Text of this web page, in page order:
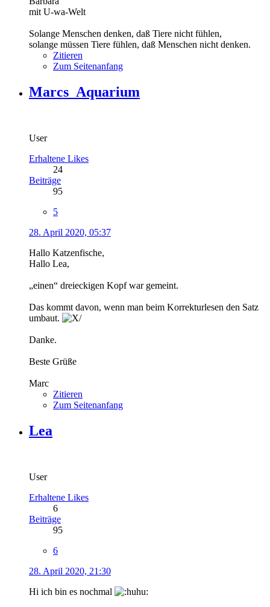
mit U-wa-Welt
Solange Menschen denken, daß Tiere nicht fühlen,
solange müssen Tiere fühlen, daß Menschen nicht denken.
Zitieren
Zum Seitenanfang
Marcs_Aquarium
User
Erhaltene Likes
24
Beiträge
95
5
28. April 2020, 05:37
Hallo Katzenfische,
Hallo Lea,
„einen“ dreieckigen Kopf war gemeint.
Das kommt davon, wenn man beim Korrekturlesen den Satz
umbaut.
Danke.
Beste Grüße
Marc
Zitieren
Zum Seitenanfang
Lea
User
Erhaltene Likes
6
Beiträge
95
6
28. April 2020, 21:30
Hi ich bin es nochmal